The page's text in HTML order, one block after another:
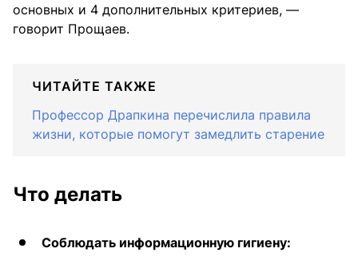
основных и 4 дополнительных критериев, —
говорит Прощаев.
ЧИТАЙТЕ ТАКЖЕ
Профессор Драпкина перечислила правила
жизни, которые помогут замедлить старение
Что делать
Соблюдать информационную гигиену: